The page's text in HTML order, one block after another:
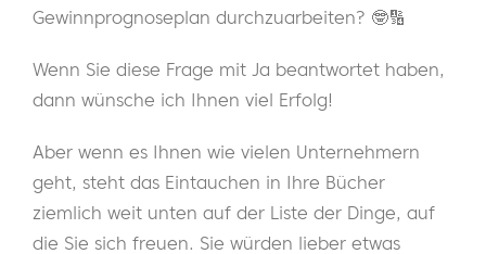
Gewinnprognoseplan durchzuarbeiten? 🤓🔢
Wenn Sie diese Frage mit Ja beantwortet haben,
dann wünsche ich Ihnen viel Erfolg!
Aber wenn es Ihnen wie vielen Unternehmern
geht, steht das Eintauchen in Ihre Bücher
ziemlich weit unten auf der Liste der Dinge, auf
die Sie sich freuen. Sie würden lieber etwas